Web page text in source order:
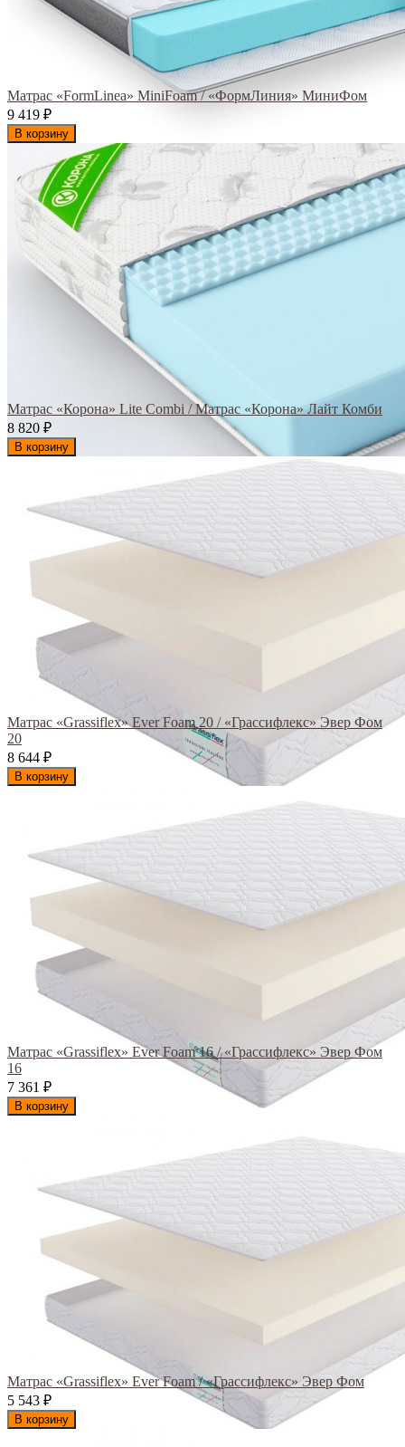
Матрас «FormLinea» MiniFoam / «ФормЛиния» МиниФом
9 419 ₽
В корзину
Матрас «Корона» Lite Combi / Матрас «Корона» Лайт Комби
8 820 ₽
В корзину
Матрас «Grassiflex» Ever Foam 20 / «Грассифлекс» Эвер Фом
20
8 644 ₽
В корзину
Матрас «Grassiflex» Ever Foam 16 / «Грассифлекс» Эвер Фом
16
7 361
₽
В корзину
Матрас «Grassiflex» Ever Foam / «Грассифлекс» Эвер Фом
5 543 ₽
В корзину